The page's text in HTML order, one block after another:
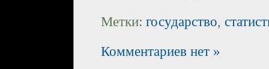
Метки: государство,
Комментариев нет »